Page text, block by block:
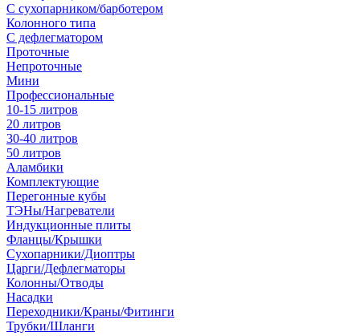
С сухопарником/барботером
Колонного типа
С дефлегматором
Проточные
Непроточные
Мини
Профессиональные
10-15 литров
20 литров
30-40 литров
50 литров
Аламбики
Комплектующие
Перегонные кубы
ТЭНы/Нагреватели
Индукционные плиты
Фланцы/Крышки
Сухопарники/Диоптры
Царги/Дефлегматоры
Колонны/Отводы
Насадки
Переходники/Краны/Фитинги
Трубки/Шланги